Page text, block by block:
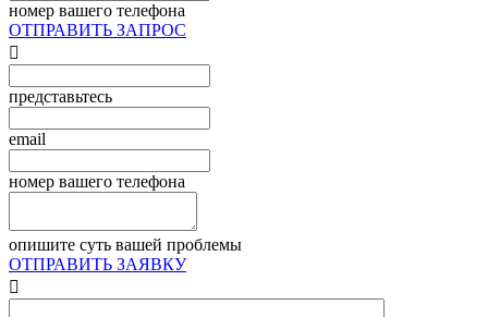
номер вашего телефона
ОТПРАВИТЬ ЗАПРОС

представьтесь
email
номер вашего телефона
опишите суть вашей проблемы
ОТПРАВИТЬ ЗАЯВКУ
